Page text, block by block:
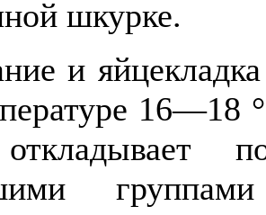
шкурке.
и
16—18